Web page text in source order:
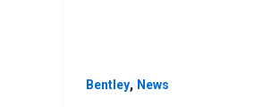
Bentley, News